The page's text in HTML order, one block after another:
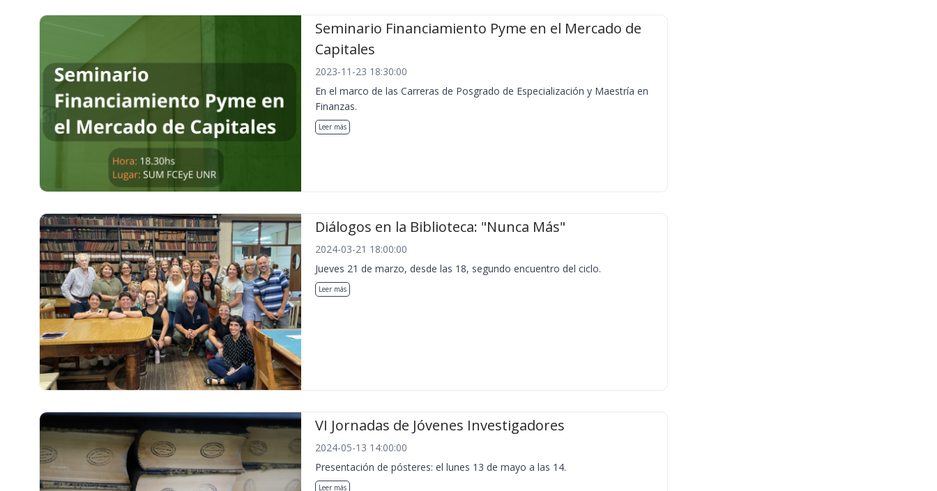
Seminario Financiamiento Pyme en el Mercado de
Capitales
2023-11-23 18:30:00
En el marco de las Carreras de Posgrado de Especialización y Maestría en
Finanzas.
Leer más
Diálogos en la Biblioteca: "Nunca Más"
2024-03-21 18:00:00
Jueves 21 de marzo, desde las 18, segundo encuentro del ciclo.
Leer más
VI Jornadas de Jóvenes Investigadores
2024-05-13 14:00:00
Presentación de pósteres: el lunes 13 de mayo a las 14.
Leer más